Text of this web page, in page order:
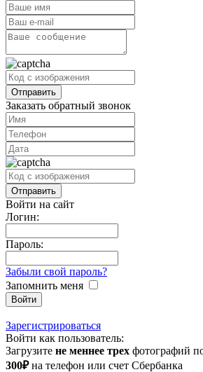
Заказать обратный звонок
Войти на сайт
Логин:
Пароль:
Забыли свой пароль?
Запомнить меня
Зарегистрироваться
Войти как пользователь:
Загрузите не меннее трех фотографий
300₽на телефон или счет Сбербанка